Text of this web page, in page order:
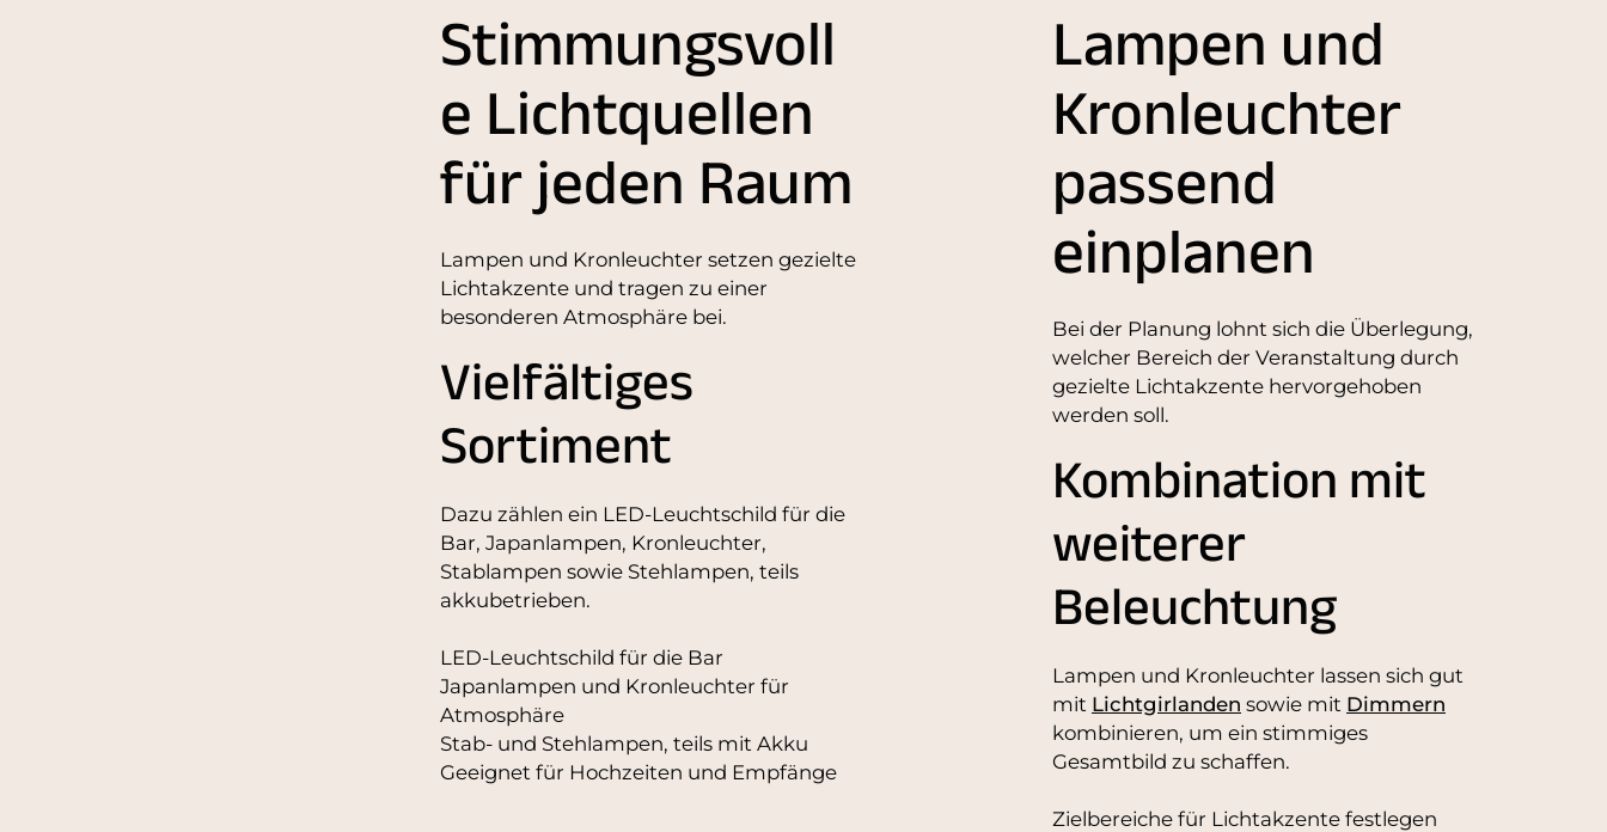
Stimmungsvoll
e Lichtquellen
für jeden Raum
Lampen und Kronleuchter setzen gezielte
Lichtakzente und tragen zu einer
besonderen Atmosphäre bei.
Vielfältiges
Sortiment
Dazu zählen ein LED-Leuchtschild für die
Bar, Japanlampen, Kronleuchter,
Stablampen sowie Stehlampen, teils
akkubetrieben.
LED-Leuchtschild für die Bar
Japanlampen und Kronleuchter für
Atmosphäre
Stab- und Stehlampen, teils mit Akku
Geeignet für Hochzeiten und Empfänge
Lampen und
Kronleuchter
passend
einplanen
Bei der Planung lohnt sich die Überlegung,
welcher Bereich der Veranstaltung durch
gezielte Lichtakzente hervorgehoben
werden soll.
Kombination mit
weiterer
Beleuchtung
Lampen und Kronleuchter lassen sich gut
mit Lichtgirlanden sowie mit Dimmern
kombinieren, um ein stimmiges
Gesamtbild zu schaffen.
Zielbereiche für Lichtakzente festlegen